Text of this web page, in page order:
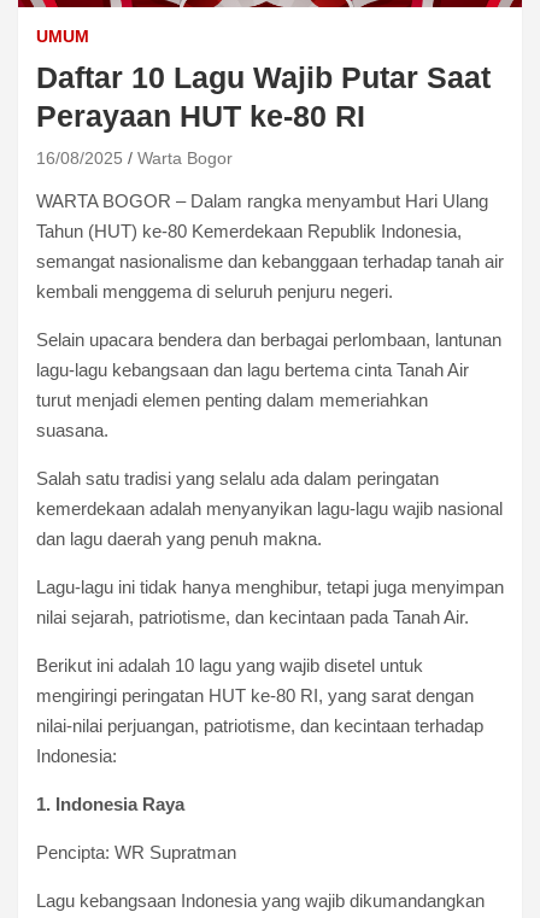
UMUM
Daftar 10 Lagu Wajib Putar Saat
Perayaan HUT ke-80 RI
16/08/2025 Warta Bogor
WARTA BOGOR – Dalam rangka menyambut Hari Ulang
Tahun (HUT) ke-80 Kemerdekaan Republik Indonesia,
semangat nasionalisme dan kebanggaan terhadap tanah air
kembali menggema di seluruh penjuru negeri.
Selain upacara bendera dan berbagai perlombaan, lantunan
lagu-lagu kebangsaan dan lagu bertema cinta Tanah Air
turut menjadi elemen penting dalam memeriahkan
suasana.
Salah satu tradisi yang selalu ada dalam peringatan
kemerdekaan adalah menyanyikan lagu-lagu wajib nasional
dan lagu daerah yang penuh makna.
Lagu-lagu ini tidak hanya menghibur, tetapi juga menyimpan
nilai sejarah, patriotisme, dan kecintaan pada Tanah Air.
Berikut ini adalah 10 lagu yang wajib disetel untuk
mengiringi peringatan HUT ke-80 RI, yang sarat dengan
nilai-nilai perjuangan, patriotisme, dan kecintaan terhadap
Indonesia:
1. Indonesia Raya
Pencipta: WR Supratman
Lagu kebangsaan Indonesia yang wajib dikumandangkan